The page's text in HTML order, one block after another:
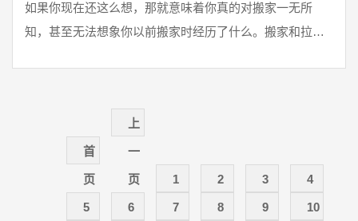
如果你现在还这么想，那就意味着你真的对搬家一无所
知，甚至无法想象你以前搬家时经历了什么。搬家和拉
距离较远，跨省，甚至跨国，货运交易人员一般为批发商
供货。货运是建材市场、生鲜市场的蔬菜水果，或批发市
场的货物等。具有货物交易的性质，运输货物时只提供 ...
首
页
上
一
页 1 2 3 4
5 6 7 8 9 10